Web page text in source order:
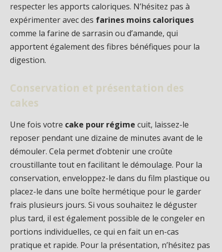
respecter les apports caloriques. N’hésitez pas à
expérimenter avec des farines moins caloriques
comme la farine de sarrasin ou d’amande, qui
apportent également des fibres bénéfiques pour la
digestion.
Conservation et présentation des
cakes
Une fois votre cake pour régime cuit, laissez-le
reposer pendant une dizaine de minutes avant de le
démouler. Cela permet d’obtenir une croûte
croustillante tout en facilitant le démoulage. Pour la
conservation, enveloppez-le dans du film plastique ou
placez-le dans une boîte hermétique pour le garder
frais plusieurs jours. Si vous souhaitez le déguster
plus tard, il est également possible de le congeler en
portions individuelles, ce qui en fait un en-cas
pratique et rapide. Pour la présentation, n’hésitez pas